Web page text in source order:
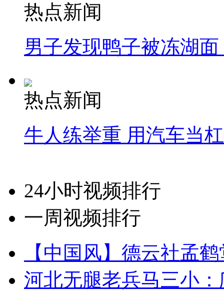
热点新闻
男子发现鸭子被冻湖
热点新闻
牛人练举重 用汽车当
24小时视频排行
一周视频排行
【中国风】德云社孟
河北无腿老兵马三小